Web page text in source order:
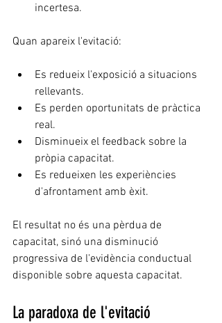
incertesa.
Quan apareix l'evitació:
Es redueix l'exposició a situacions
rellevants.
Es perden oportunitats de pràctica
real.
Disminueix el feedback sobre la
pròpia capacitat.
Es redueixen les experiències
d'afrontament amb èxit.
El resultat no és una pèrdua de
capacitat, sinó una disminució
progressiva de l'evidència conductual
disponible sobre aquesta capacitat.
La paradoxa de l'evitació